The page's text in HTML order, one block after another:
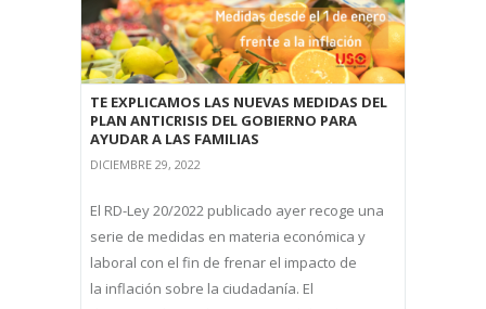
TE EXPLICAMOS LAS NUEVAS MEDIDAS DEL
PLAN ANTICRISIS DEL GOBIERNO PARA
AYUDAR A LAS FAMILIAS
DICIEMBRE 29, 2022
El RD-Ley 20/2022 publicado ayer recoge una
serie de medidas en materia económica y
laboral con el fin de frenar el impacto de
la inflación sobre la ciudadanía. El